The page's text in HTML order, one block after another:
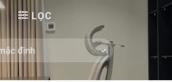
LỌC